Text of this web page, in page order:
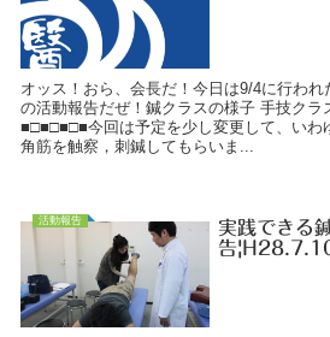
オッス！おら、会長だ！今日は9/4に行わ
の活動報告だぜ！鍼クラスの様子 手技ク
■□■□■□■今回は予定を少し変更して、いわ
角筋を触察，刺鍼してもらいま...
活動報告
実践できる
告